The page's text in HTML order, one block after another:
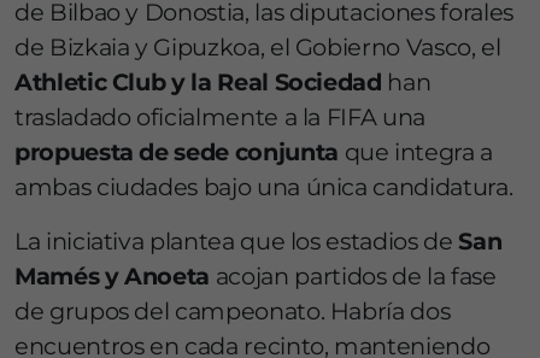
de Bilbao y Donostia, las diputaciones forales
de Bizkaia y Gipuzkoa, el Gobierno Vasco, el
Athletic Club y la Real Sociedad han
trasladado oficialmente a la FIFA una
propuesta de sede conjunta que integra a
ambas ciudades bajo una única candidatura.
La iniciativa plantea que los estadios deSan
Mamés y Anoeta acojan partidos de la fase
de grupos del campeonato. Habría dos
encuentros en cada recinto, manteniendo